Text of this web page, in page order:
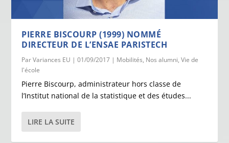
PIERRE BISCOURP (1999) NOMMÉ
DIRECTEUR DE L’ENSAE PARISTECH
ParVariances EU |01/09/2017 | Mobilités, Nos alumni,Vie de
l'école
Pierre Biscourp, administrateur hors classe de
l’Institut national de la statistique et des études...
LIRE LA SUITE